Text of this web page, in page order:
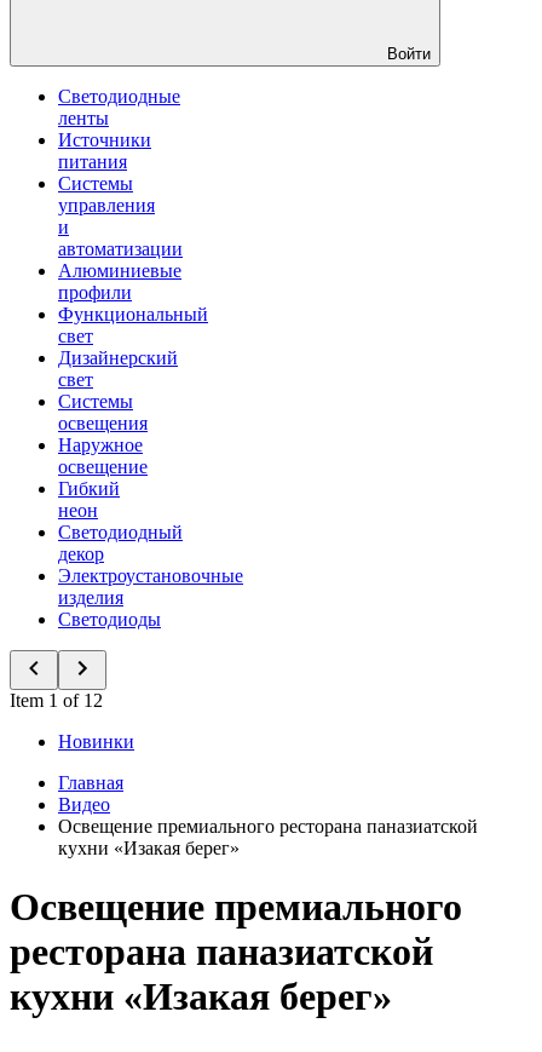
Войти
Светодиодные
ленты
Источники
питания
Системы
управления
и
автоматизации
Алюминиевые
профили
Функциональный
свет
Дизайнерский
свет
Системы
освещения
Наружное
освещение
Гибкий
неон
Светодиодный
декор
Электроустановочные
изделия
Светодиоды
Item 1 of 12
Новинки
Главная
Видео
Освещение премиального ресторана паназиатской
кухни «Изакая берег»
Освещение премиального
ресторана паназиатской
кухни «Изакая берег»